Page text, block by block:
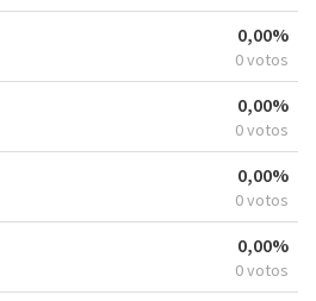
0,00%
0 votos
0,00%
0 votos
0,00%
0 votos
0,00%
0 votos